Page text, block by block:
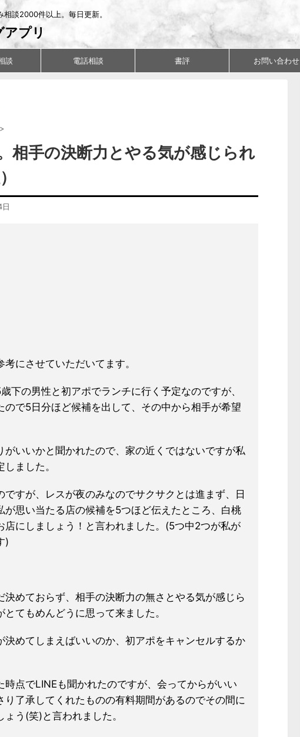
談2000件以上。毎日更新。
プリ
談 電話相談 書評 お問い合わせ
>
相手の決断力とやる気が感じられ
にさせていただいてます。
下の男性と初アポでランチに行く予定なのですが、
で5日分ほど候補を出して、 その中から相手が希望
がいいかと聞かれたので、家の近くではないですが私
ました。
ですが、レスが夜のみなのでサクサクとは進まず、日
が思い当たる店の候補を5つほど伝えたところ、 白桃
店にしましょう！と言われました。(5つ中2つが私が
)
決めておらず、相手の決断力の無さとやる気が感じら
とてもめんどうに思って来ました。
決めてしまえばいいのか、初アポをキャンセルするか
時点でLINEも聞かれたのですが、会ってからがいい
り了承してくれたものの有料期間があるのでその間に
ょう(笑)と言われました。